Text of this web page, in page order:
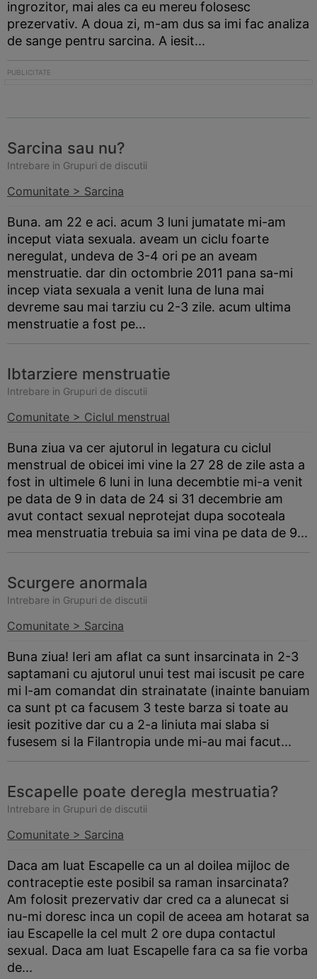
ingrozitor, mai ales ca eu mereu folosesc
prezervativ. A doua zi, m-am dus sa imi fac analiza
de sange pentru sarcina. A iesit...
Sarcina sau nu?
Intrebare in Grupuri de discutii
Comunitate > Sarcina
Buna. am 22 e aci. acum 3 luni jumatate mi-am
inceput viata sexuala. aveam un ciclu foarte
neregulat, undeva de 3-4 ori pe an aveam
menstruatie. dar din octombrie 2011 pana sa-mi
incep viata sexuala a venit luna de luna mai
devreme sau mai tarziu cu 2-3 zile. acum ultima
menstruatie a fost pe...
Ibtarziere menstruatie
Intrebare in Grupuri de discutii
Comunitate > Ciclul menstrual
Buna ziua va cer ajutorul in legatura cu ciclul
menstrual de obicei imi vine la 27 28 de zile asta a
fost in ultimele 6 luni in luna decembtie mi-a venit
pe data de 9 in data de 24 si 31 decembrie am
avut contact sexual neprotejat dupa socoteala
mea menstruatia trebuia sa imi vina pe data de 9...
Scurgere anormala
Intrebare in Grupuri de discutii
Comunitate > Sarcina
Buna ziua! Ieri am aflat ca sunt insarcinata in 2-3
saptamani cu ajutorul unui test mai iscusit pe care
mi l-am comandat din strainatate (inainte banuiam
ca sunt pt ca facusem 3 teste barza si toate au
iesit pozitive dar cu a 2-a liniuta mai slaba si
fusesem si la Filantropia unde mi-au mai facut...
Escapelle poate deregla mestruatia?
Intrebare in Grupuri de discutii
Comunitate > Sarcina
Daca am luat Escapelle ca un al doilea mijloc de
contraceptie este posibil sa raman insarcinata?
Am folosit prezervativ dar cred ca a alunecat si
nu-mi doresc inca un copil de aceea am hotarat sa
iau Escapelle la cel mult 2 ore dupa contactul
sexual. Daca am luat Escapelle fara ca sa fie vorba
de...